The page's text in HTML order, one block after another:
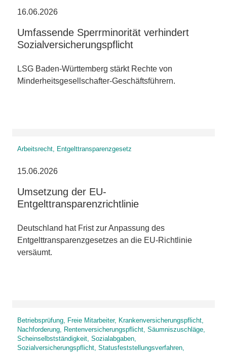
16.06.2026
Umfassende Sperrminorität verhindert
Sozialversicherungspflicht
LSG Baden-Württemberg stärkt Rechte von
Minderheitsgesellschafter-Geschäftsführern.
Arbeitsrecht, Entgelttransparenzgesetz
15.06.2026
Umsetzung der EU-
Entgelttransparenzrichtlinie
Deutschland hat Frist zur Anpassung des
Entgelttransparenzgesetzes an die EU-Richtlinie
versäumt.
Betriebsprüfung, Freie Mitarbeiter, Krankenversicherungspflicht,
Nachforderung, Rentenversicherungspflicht, Säumniszuschläge,
Scheinselbstständigkeit, Sozialabgaben,
Sozialversicherungspflicht, Statusfeststellungsverfahren,